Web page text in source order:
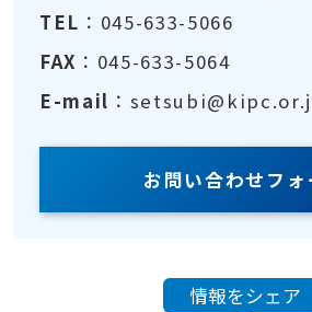
TEL ：045-633-5066
FAX ：045-633-5064
E-mail ：
お問い合わせフォ
情報をシェア